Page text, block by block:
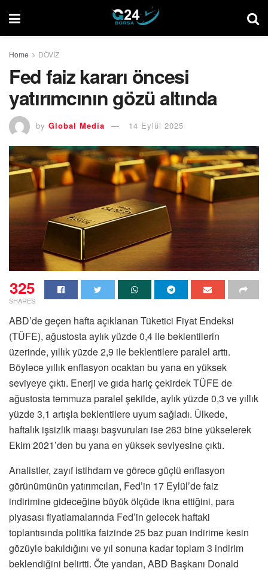
Home DÖVİZ
Fed faiz kararı öncesi
yatırımcının gözü altında
by Global Media 14 Eylül 2025
325
SHARES
ABD’de geçen hafta açıklanan Tüketici Fiyat Endeksi
(TÜFE), ağustosta aylık yüzde 0,4 ile beklentilerin
üzerinde, yıllık yüzde 2,9 ile beklentilere paralel arttı.
Böylece yıllık enflasyon ocaktan bu yana en yüksek
seviyeye çıktı. Enerji ve gıda hariç çekirdek TÜFE de
ağustosta temmuza paralel şekilde, aylık yüzde 0,3 ve yıllık
yüzde 3,1 artışla beklentilere uyum sağladı. Ülkede,
haftalık işsizlik maaşı başvuruları ise 263 bine yükselerek
Ekim 2021’den bu yana en yüksek seviyesine çıktı.
Analistler, zayıf istihdam ve görece güçlü enflasyon
görünümünün yatırımcıları, Fed’in 17 Eylül’de faiz
indirimine gideceğine büyük ölçüde ikna ettiğini, para
piyasası fiyatlamalarında Fed’in gelecek haftaki
toplantısında politika faizinde 25 baz puan indirime kesin
gözüyle bakıldığını ve yıl sonuna kadar toplam 3 indirim
beklendiğini belirtti. Öte yandan, ABD Başkanı Donald